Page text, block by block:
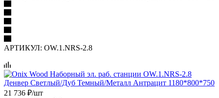
АРТИКУЛ: OW.1.NRS-2.8
21 736 ₽/шт